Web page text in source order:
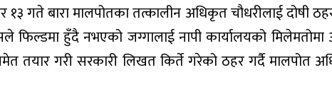
गते बारा मालपोतका तत्कालीन अधिकृत चौधरीलाई दोषी
फिल्डमा हुँदै नभएको जग्गालाई नापी कार्यालयको मिलेमतोमा
तयार गरी सरकारी लिखत किर्ते गरेको ठहर गर्दै मालपोत